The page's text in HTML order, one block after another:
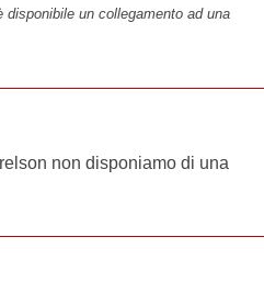
un collegamento ad una
non disponiamo di una